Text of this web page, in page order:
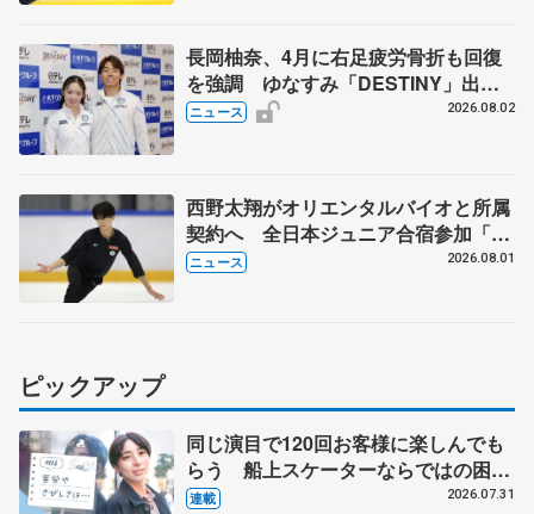
長岡柚奈、4月に右足疲労骨折も回復
を強調 ゆなすみ「DESTINY」出
演、森口澄士「力を合わせて」
ニュース 2026.08.02
西野太翔がオリエンタルバイオと所属
契約へ 全日本ジュニア合宿参加「結
果残していかないと」 講師はジェー
ニュース 2026.08.01
ピックアップ
同じ演目で120回お客様に楽しんでも
らう 船上スケーターならではの困難
とは 影響あったPIW前キャプテン松
連載 2026.07.31